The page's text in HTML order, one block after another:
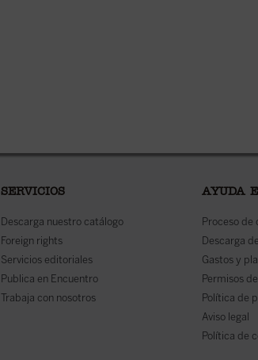
SERVICIOS
Descarga nuestro catálogo
Foreign rights
Servicios editoriales
Publica en Encuentro
Trabaja con nosotros
AYUDA
Proceso de
Descarga
Gastos y
Permisos
Política de
Aviso legal
Política de